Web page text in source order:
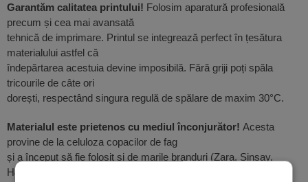
Garantăm calitatea printului! Folosim aparatură profesională
precum și cea mai avansată
tehnică de imprimare. Printul se integrează perfect în țesătura
materialului astfel că
îndepărtarea acestuia devine imposibilă. Fără griji poți spăla
tricourile de câte ori
dorești, respectând singura regulă de spălare de maxim 30°C.
Materialul este prietenos cu mediul înconjurător! Acesta
provine de la celuloza copacilor de fag
și a început să fie folosit și de marile branduri (Zara, Sinsay,
H&M, etc.), denumindu-l MODAL.